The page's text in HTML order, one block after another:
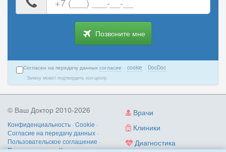
номер
телефона
Позвоните мне
Согласен на передачу данных согласие · cookie · DocDoc
Заявку может подтвердить кол-центр.
Врачи
Клиники
Диагностика
© Ваш Доктор 2010-2026
Конфиденциальность · Cookie ·
Согласие на передачу данных ·
Пользовательское соглашение ·
Правила записи·Контакты